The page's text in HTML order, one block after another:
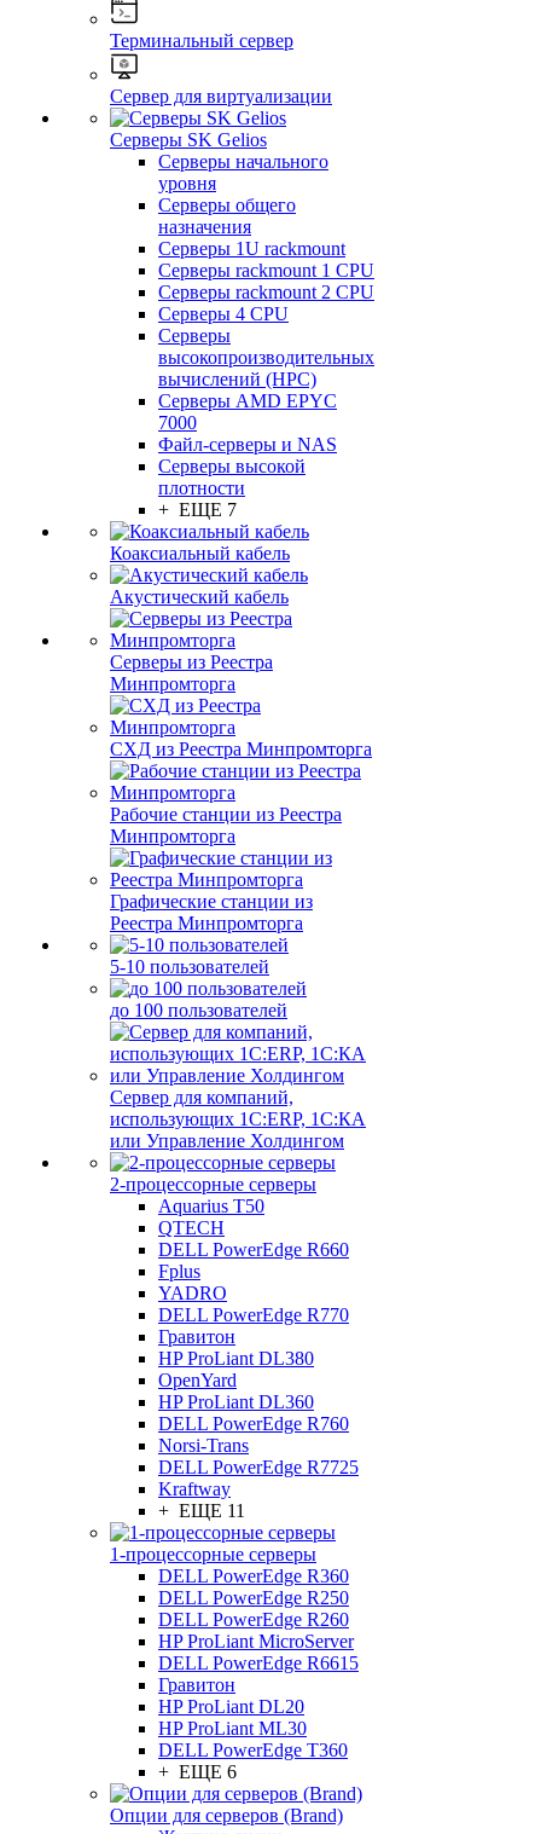
Терминальный сервер
Сервер для виртуализации
Серверы SK Gelios
Серверы начального
уровня
Серверы общего
назначения
Серверы 1U rackmount
Серверы rackmount 1 CPU
Серверы rackmount 2 CPU
Серверы 4 CPU
Серверы
высокопроизводительных
вычислений (HPC)
Серверы AMD EPYC
7000
Файл-серверы и NAS
Серверы высокой
плотности
+ ЕЩЕ 7
Коаксиальный кабель
Акустический кабель
Серверы из Реестра
Минпромторга
СХД из Реестра Минпромторга
Рабочие станции из Реестра
Минпромторга
Графические станции из
Реестра Минпромторга
5-10 пользователей
до 100 пользователей
Сервер для компаний,
использующих 1C:ERP, 1С:КА
или Управление Холдингом
2-процессорные серверы
Aquarius T50
QTECH
DELL PowerEdge R660
Fplus
YADRO
DELL PowerEdge R770
Гравитон
HP ProLiant DL380
OpenYard
HP ProLiant DL360
DELL PowerEdge R760
Norsi-Trans
DELL PowerEdge R7725
Kraftway
+ ЕЩЕ 11
1-процессорные серверы
DELL PowerEdge R360
DELL PowerEdge R250
DELL PowerEdge R260
HP ProLiant MicroServer
DELL PowerEdge R6615
Гравитон
HP ProLiant DL20
HP ProLiant ML30
DELL PowerEdge T360
+ ЕЩЕ 6
Опции для серверов (Brand)